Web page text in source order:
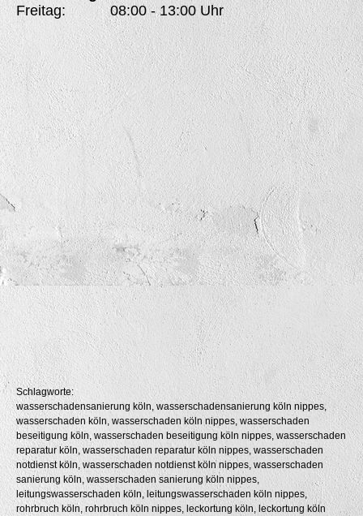
Freitag: 08:00 - 13:00 Uhr
Schlagworte:
wasserschadensanierung köln, wasserschadensanierung köln nippes,
wasserschaden köln, wasserschaden köln nippes, wasserschaden
beseitigung köln, wasserschaden beseitigung köln nippes, wasserschaden
reparatur köln, wasserschaden reparatur köln nippes, wasserschaden
notdienst köln, wasserschaden notdienst köln nippes, wasserschaden
sanierung köln, wasserschaden sanierung köln nippes,
leitungswasserschaden köln, leitungswasserschaden köln nippes,
rohrbruch köln, rohrbruch köln nippes, leckortung köln, leckortung köln